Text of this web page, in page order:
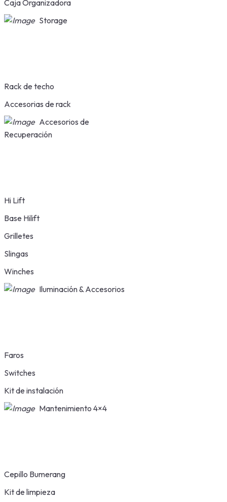
Caja Organizadora
Storage
Rack de techo
Accesorias de rack
Accesorios de
Recuperación
Hi Lift
Base Hilift
Grilletes
Slingas
Winches
Iluminación & Accesorios
Faros
Switches
Kit de instalación
Mantenimiento 4×4
Cepillo Bumerang
Kit de limpieza